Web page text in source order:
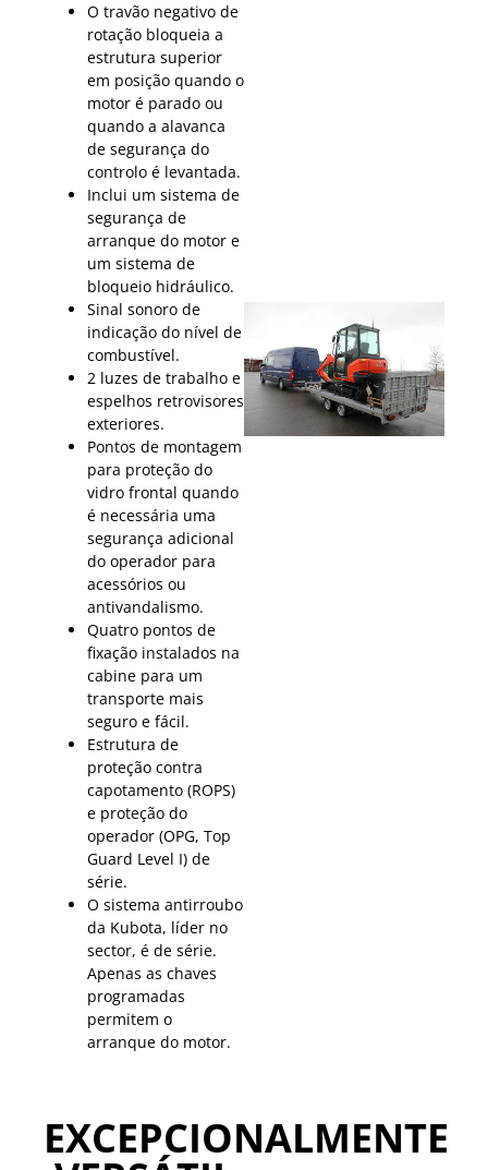
O travão negativo de
rotação bloqueia a
estrutura superior
em posição quando o
motor é parado ou
quando a alavanca
de segurança do
controlo é levantada.
Inclui um sistema de
segurança de
arranque do motor e
um sistema de
bloqueio hidráulico.
Sinal sonoro de
indicação do nível de
combustível.
2 luzes de trabalho e
espelhos retrovisores
exteriores.
Pontos de montagem
para proteção do
vidro frontal quando
é necessária uma
segurança adicional
do operador para
acessórios ou
antivandalismo.
Quatro pontos de
fixação instalados na
cabine para um
transporte mais
seguro e fácil.
Estrutura de
proteção contra
capotamento (ROPS)
e proteção do
operador (OPG, Top
Guard Level I) de
série.
O sistema antirroubo
da Kubota, líder no
sector, é de série.
Apenas as chaves
programadas
permitem o
arranque do motor.
EXCEPCIONALMENTE